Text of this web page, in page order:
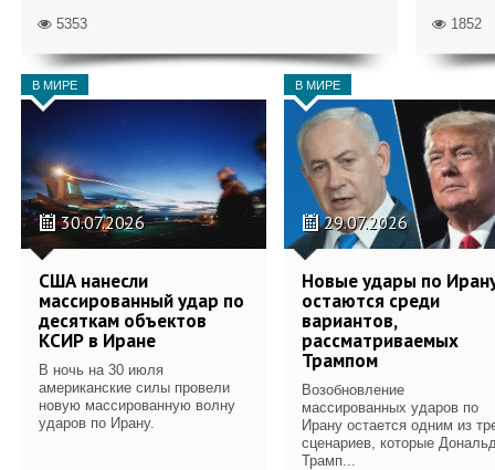
5353 1852
В МИРЕ
30.07.2026
США нанесли
массированный удар по
десяткам объектов
КСИР в Иране
В ночь на 30 июля
американские силы провели
новую массированную волну
ударов по Ирану.
В МИРЕ
29.07.2026
Новые удары по
остаются среди
вариантов,
рассматриваемых
Трампом
Возобновление
массированных ударов по
Ирану остается одним из
сценариев, которые
Трамп...